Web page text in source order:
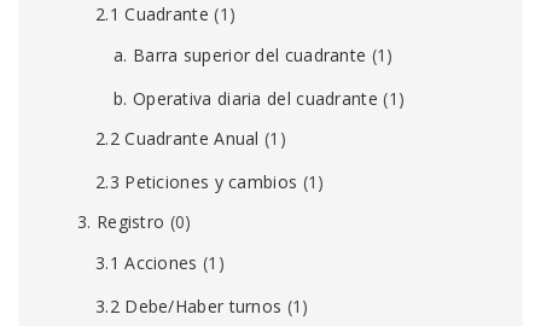
2.1 Cuadrante (1)
a. Barra superior del cuadrante (1)
b. Operativa diaria del cuadrante (1)
2.2 Cuadrante Anual (1)
2.3 Peticiones y cambios (1)
3. Registro (0)
3.1 Acciones (1)
3.2 Debe/Haber turnos (1)